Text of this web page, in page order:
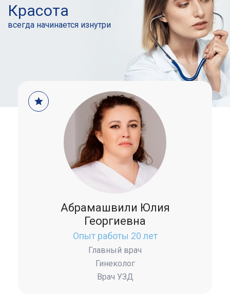
Красота
всегда начинается изнутри
Абрамашвили Юлия
Георгиевна
Опыт работы 20 лет
Главный врач
Гинеколог
Врач УЗД